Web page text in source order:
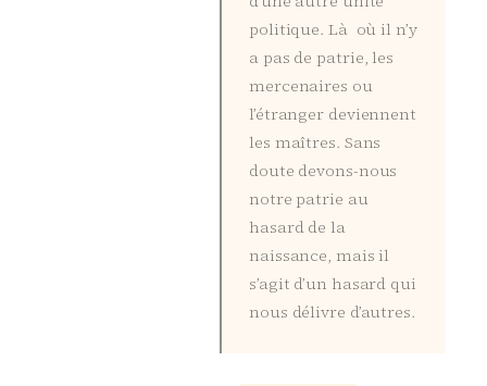
politique. Là où il n’y
a pas de patrie, les
mercenaires ou
l’étranger deviennent
les maîtres. Sans
doute devons-nous
notre patrie au
hasard de la
naissance, mais il
s’agit d’un hasard qui
nous délivre d’autres.